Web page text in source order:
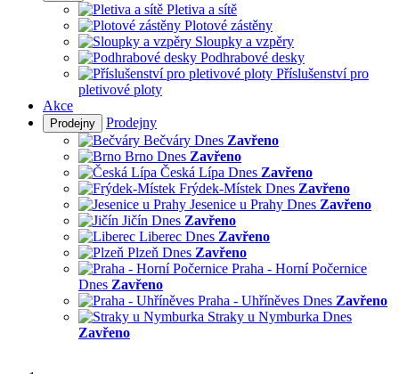
Pletiva a sítě
Plotové zástěny
Sloupky a vzpěry
Podhrabové desky
Příslušenství pro
pletivové ploty
Akce
Prodejny
Prodejny
Bečváry Dnes Zavřeno
Brno Dnes Zavřeno
Česká Lípa Dnes Zavřeno
Frýdek-Místek Dnes Zavřeno
Jesenice u Prahy Dnes Zavřeno
Jičín Dnes Zavřeno
Liberec Dnes Zavřeno
Plzeň Dnes Zavřeno
Praha - Horní Počernice
Dnes Zavřeno
Praha - Uhříněves Dnes Zavřeno
Straky u Nymburka Dnes
Zavřeno